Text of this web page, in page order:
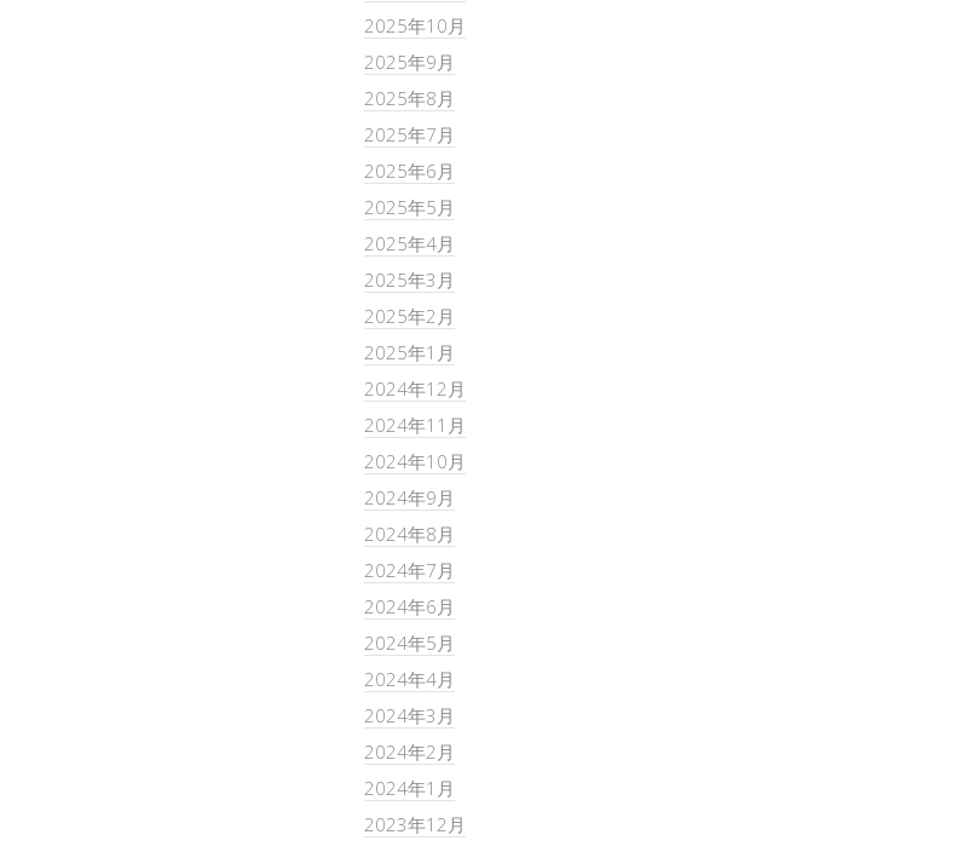
2025年10月
2025年9月
2025年8月
2025年7月
2025年6月
2025年5月
2025年4月
2025年3月
2025年2月
2025年1月
2024年12月
2024年11月
2024年10月
2024年9月
2024年8月
2024年7月
2024年6月
2024年5月
2024年4月
2024年3月
2024年2月
2024年1月
2023年12月